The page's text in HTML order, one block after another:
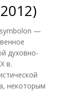
—
духовно-
в.
некоторым